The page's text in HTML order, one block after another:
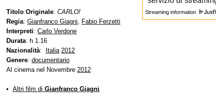
Streaming information
Titolo Originale: CARLO!
Regia: Gianfranco Giagni, Fabio Ferzetti
Interpreti: Carlo Verdone
Durata: h 1.16
Nazionalità: Italia 2012
Genere: documentario
Al cinema nel Novembre 2012
• Altri film di Gianfranco Giagni